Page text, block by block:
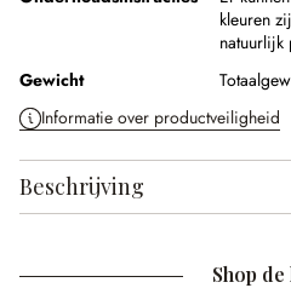
kleuren
natuurlijk
Gewicht
Informatie over productveiligheid
Beschrijving
Shop